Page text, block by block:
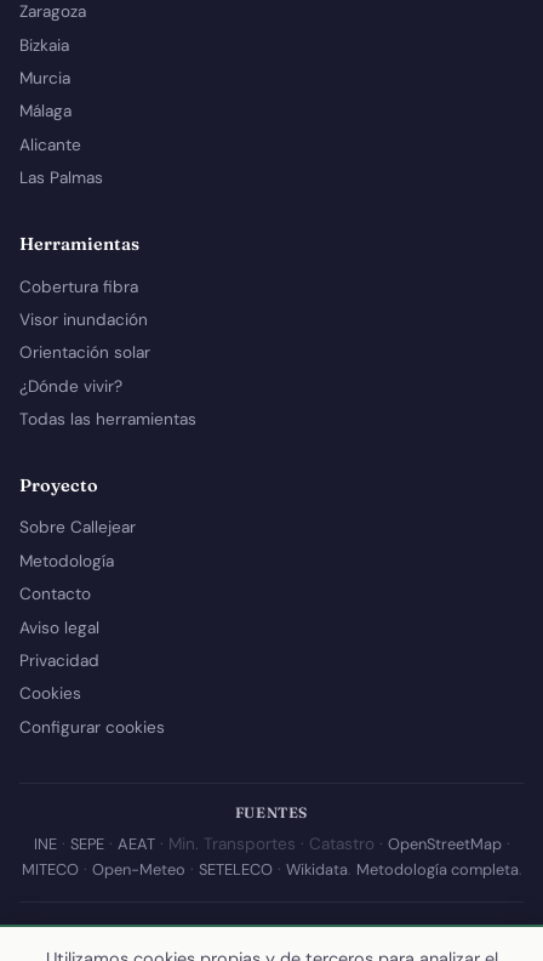
Zaragoza
Bizkaia
Murcia
Málaga
Alicante
Las Palmas
Herramientas
Cobertura fibra
Visor inundación
Orientación solar
¿Dónde vivir?
Todas las herramientas
Proyecto
Sobre Callejear
Metodología
Contacto
Aviso legal
Privacidad
Cookies
Configurar cookies
FUENTES
INE· SEPE· AEAT· Min. Transportes · Catastro · OpenStreetMap·
MITECO· Open-Meteo · SETELECO· Wikidata. Metodología completa.
© 2026 Callejear.com — Directorio municipal de España con datos